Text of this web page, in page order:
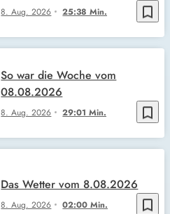
bookmark_border
8. Aug. 2026 25:38 Min.
bookmark_border
8. Aug. 2026 29:01 Min.
So war die Woche vom
08.08.2026
bookmark_border
8. Aug. 2026 02:00 Min.
Das Wetter vom 8.08.2026